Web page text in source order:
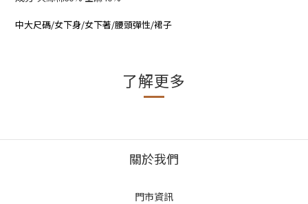
中大尺碼/女下身/女下著/腰頭彈性/裙子
了解更多
關於我們
門市資訊